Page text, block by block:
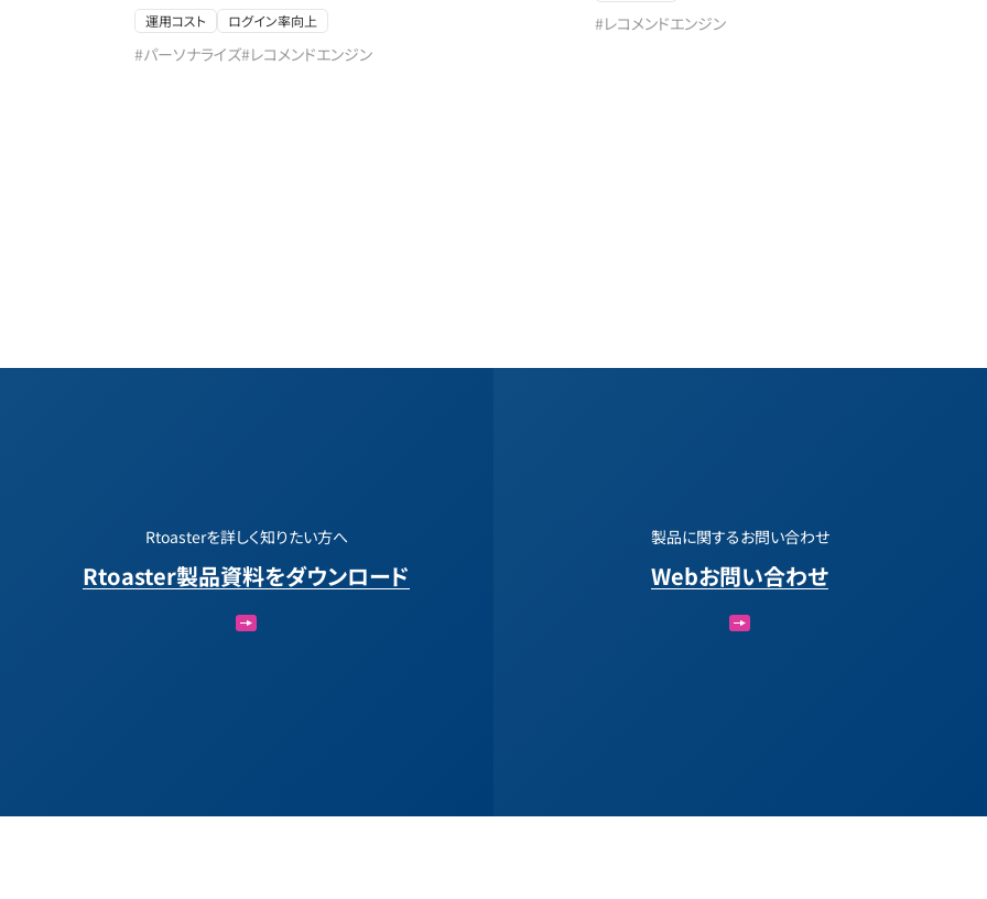
運用コスト ログイン率向上
#パーソナライズ#レコメンドエンジン
#レコメンドエンジン
Rtoasterを詳しく知りたい方へ
Rtoaster製品資料をダウンロード
製品に関するお問い合わせ
Webお問い合わせ